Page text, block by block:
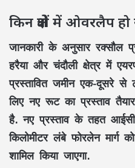
किन क्षेत्रों में ओवरलैप
जानकारी के अनुसार रक्सौल
हरैया और चंदौली क्षेत्र में
प्रस्तावित जमीन एक-दूसरे
लिए नए रूट का प्रस्ताव
है. नए प्रस्ताव के तहत
किलोमीटर लंबे फोरलेन मार्ग
शामिल किया जाएगा.